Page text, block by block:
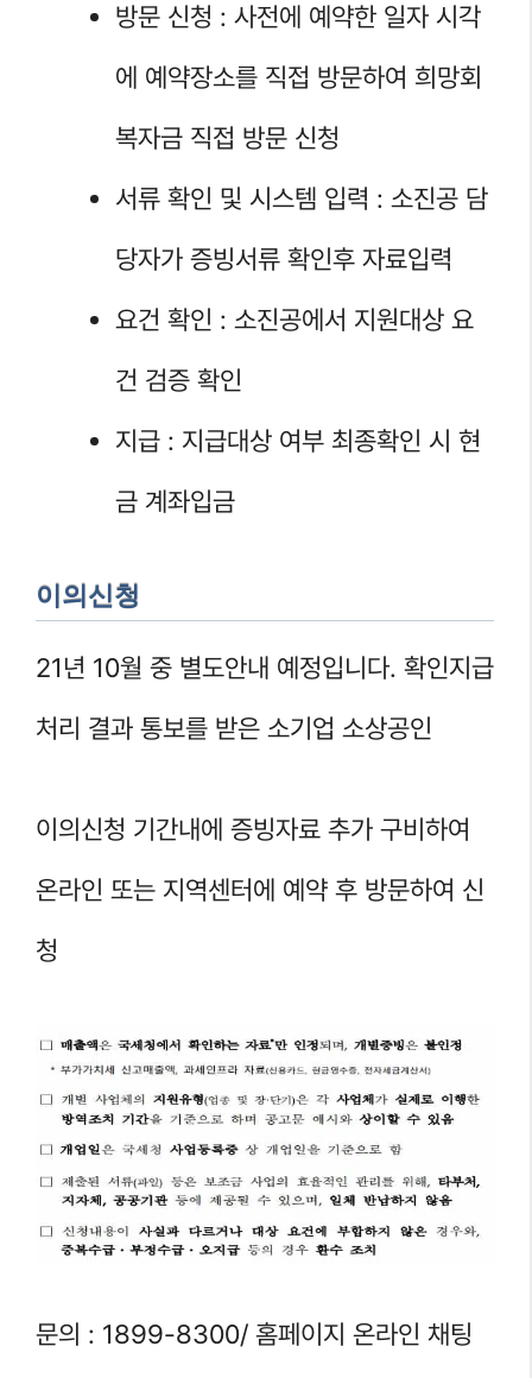
방문 신청 : 사전에 예약한 일자 시각
에 예약장소를 직접 방문하여 희망회
복자금 직접 방문 신청
서류 확인 및 시스템 입력 : 소진공 담
당자가 증빙서류 확인후 자료입력
요건 확인 : 소진공에서 지원대상 요
건 검증 확인
지급 : 지급대상 여부 최종확인 시 현
금 계좌입금
이의신청
21년 10월 중 별도안내 예정입니다. 확인지급
처리 결과 통보를 받은 소기업 소상공인
이의신청 기간내에 증빙자료 추가 구비하여
온라인 또는 지역센터에 예약 후 방문하여 신
청
문의 : 1899-8300/ 홈페이지 온라인 채팅